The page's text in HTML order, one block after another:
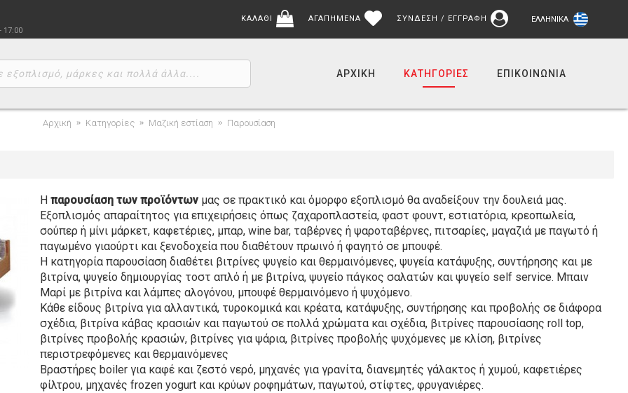
17:00
ΕΛΛΗΝΙΚΆ
ΚΑΛΑΘΙ ΑΓΑΠΗΜΕΝΑ ΣΥΝΔΕΣΗ / ΕΓΓΡΑΦΗ
ΑΡΧΙΚΉ ΚΑΤΗΓΟΡΙΕΣ ΕΠΙΚΟΙΝΩΝΊΑ
Αρχική Κατηγορίες Μαζική εστίαση Παρουσίαση
Η παρουσίαση των προϊόντων μας σε πρακτικό και όμορφο εξοπλισμό θα αναδείξουν την δουλειά μας.
Εξοπλισμός απαραίτητος για επιχειρήσεις όπως ζαχαροπλαστεία, φαστ φουντ, εστιατόρια, κρεοπωλεία,
σούπερ ή μίνι μάρκετ, καφετέριες, μπαρ, wine bar, ταβέρνες ή ψαροταβέρνες, πιτσαρίες, μαγαζιά με παγωτό ή
παγωμένο γιαούρτι και ξενοδοχεία που διαθέτουν πρωινό ή φαγητό σε μπουφέ.
Η κατηγορία παρουσίαση διαθέτει βιτρίνες ψυγείο και θερμαινόμενες, ψυγεία κατάψυξης, συντήρησης και με
βιτρίνα, ψυγείο δημιουργίας τοστ απλό ή με βιτρίνα, ψυγείο πάγκος σαλατών και ψυγείο self service. Μπαιν
Μαρί με βιτρίνα και λάμπες αλογόνου, μπουφέ θερμαινόμενο ή ψυχόμενο.
Κάθε είδους βιτρίνα για αλλαντικά, τυροκομικά και κρέατα, κατάψυξης, συντήρησης και προβολής σε διάφορα
σχέδια, βιτρίνα κάβας κρασιών και παγωτού σε πολλά χρώματα και σχέδια, βιτρίνες παρουσίασης roll top,
βιτρίνες προβολής κρασιών, βιτρίνες για ψάρια, βιτρίνες προβολής ψυχόμενες με κλίση, βιτρίνες
περιστρεφόμενες και θερμαινόμενες
Βραστήρες boiler για καφέ και ζεστό νερό, μηχανές για γρανίτα, διανεμητές γάλακτος ή χυμού, καφετιέρες
φίλτρου, μηχανές frozen yogurt και κρύων ροφημάτων, παγωτού, στίφτες, φρυγανιέρες.